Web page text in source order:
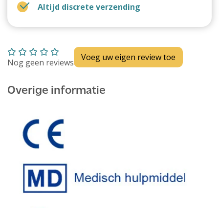
Altijd discrete verzending
Nog geen reviews Voeg uw eigen review toe
Overige informatie